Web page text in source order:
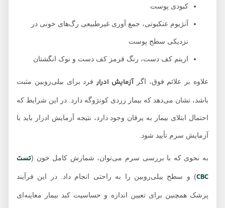
کبودی پوست
آنژیوم عنکبوتی، جمع ‎آوری غیرطبیعی رگ‌های خونی در
نزدیکی سطح پوست
اریتم کف دست، رنگ قرمز کف دست و نوک انگشتان
علاوه بر علائم فوق، اگر آزمایش ادرار فرد برای بیلی‌روبین مثبت
باشد، نشان می‌دهد که بیمار زردی کونژوگه دارد. در این شرایط که
احتمال ابتلای بیمار به یرقان وجود دارد، نتیجه آزمایش ادرار باید با
آزمایش سرم تأیید شود.
به نحوی که با بررسی سرم می‌توان، شمارش کامل خون (تست
) و سطح بیلی‌روبین را به راحتی انجام داد. در این فرآیند
پزشک همچنین برای تعیین اندازه و حساسیت کبد بیمار معاینه‌ای